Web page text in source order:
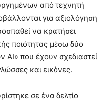
από τεχνητή
για αξιολόγηση
να κρατήσει
ποιότητας μέσω δύο
που έχουν σχεδιαστεί
και εικόνες.
σε ένα δελτίο